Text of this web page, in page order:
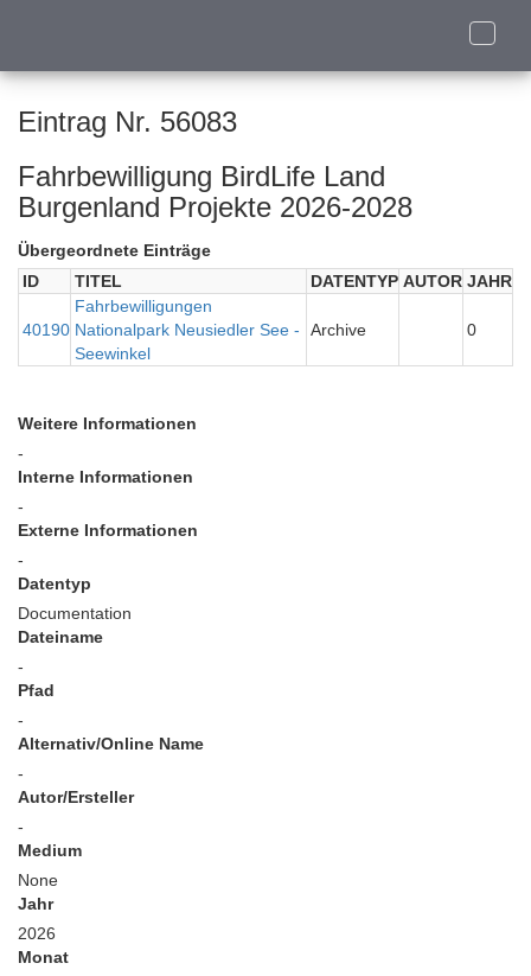
Toggle
Eintrag Nr. 56083
Fahrbewilligung BirdLife Land
Burgenland Projekte 2026-2028
Übergeordnete Einträge
ID
TITEL DATENTYP AUTOR JAHR
40190
Fahrbewilligungen
Nationalpark Neusiedler See -
Seewinkel
Archive 0
Weitere Informationen
-
Interne Informationen
-
Externe Informationen
-
Datentyp
Documentation
Dateiname
-
Pfad
-
Alternativ/Online Name
-
Autor/Ersteller
-
Medium
None
Jahr
2026
Monat